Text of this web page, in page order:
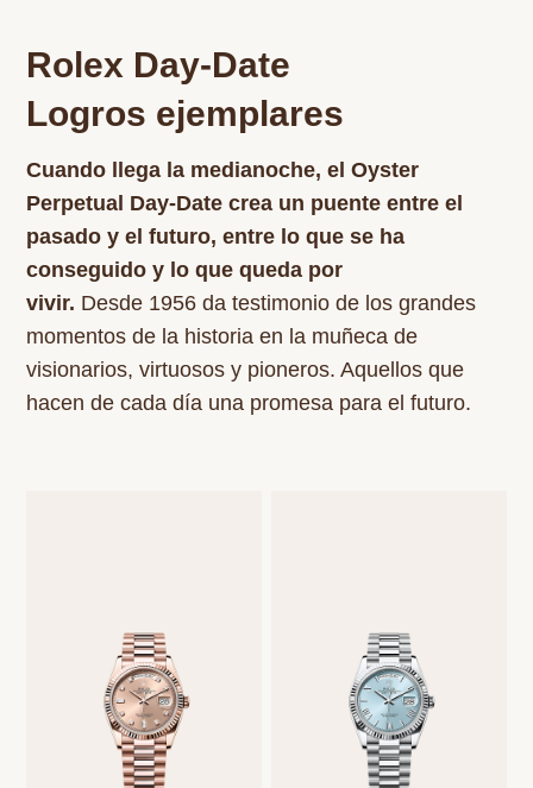
Rolex Day-Date
Logros ejemplares
Cuando llega la medianoche, el Oyster
Perpetual Day‑Date crea un puente entre el
pasado y el futuro, entre lo que se ha
conseguido y lo que queda por
vivir. Desde 1956 da testimonio de los grandes
momentos de la historia en la muñeca de
visionarios, virtuosos y pioneros. Aquellos que
hacen de cada día una promesa para el futuro.